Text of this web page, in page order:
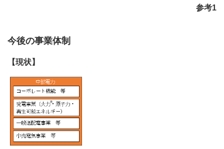
参考1
今後の事業体制
【現状】